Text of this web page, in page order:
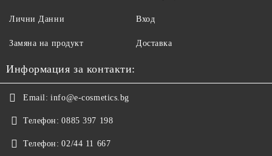
Лични Данни
Замяна на продукт
Вход
Доставка
Информация за контакти:
Email: info@e-cosmetics.bg
Телефон: 0885 397 198
Телефон: 02/44 11 667